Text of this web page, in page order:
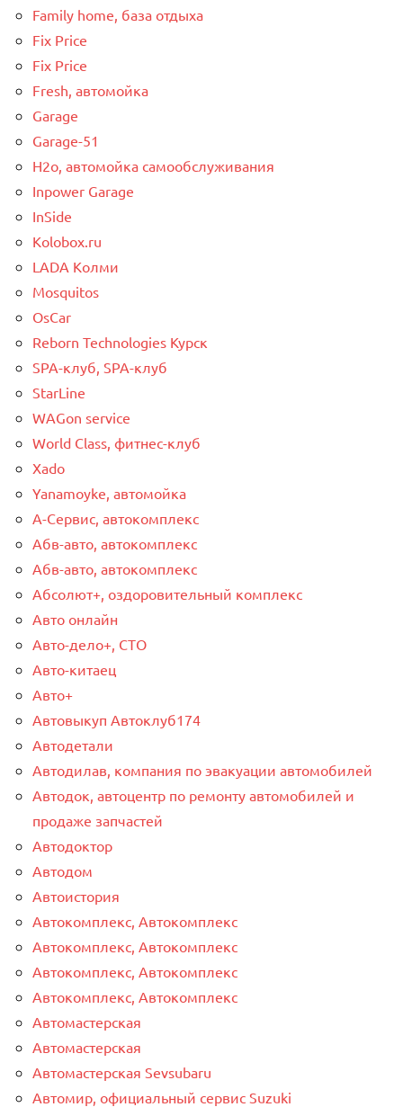
Family home, база отдыха
Fix Price
Fix Price
Fresh, автомойка
Garage
Garage-51
H2o, автомойка самообслуживания
Inpower Garage
InSide
Kolobox.ru
LADA Колми
Mosquitos
OsCar
Reborn Technologies Курск
SPA-клуб, SPA-клуб
StarLine
WAGon service
World Class, фитнес-клуб
Xado
Yanamoyke, автомойка
А-Сервис, автокомплекс
Абв-авто, автокомплекс
Абв-авто, автокомплекс
Абсолют+, оздоровительный комплекс
Авто онлайн
Авто-дело+, СТО
Авто-китаец
Авто+
Автовыкуп Автоклуб174
Автодетали
Автодилав, компания по эвакуации автомобилей
Автодок, автоцентр по ремонту автомобилей и
продаже запчастей
Автодоктор
Автодом
Автоистория
Автокомплекс, Автокомплекс
Автокомплекс, Автокомплекс
Автокомплекс, Автокомплекс
Автокомплекс, Автокомплекс
Автомастерская
Автомастерская
Автомастерская Sevsubaru
Автомир, официальный сервис Suzuki